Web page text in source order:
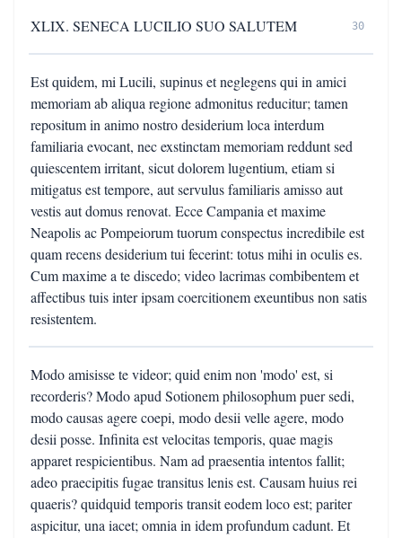
XLIX. SENECA LUCILIO SUO SALUTEM 30
Est quidem, mi Lucili, supinus et neglegens qui in amici
memoriam ab aliqua regione admonitus reducitur; tamen
repositum in animo nostro desiderium loca interdum
familiaria evocant, nec exstinctam memoriam reddunt sed
quiescentem irritant, sicut dolorem lugentium, etiam si
mitigatus est tempore, aut servulus familiaris amisso aut
vestis aut domus renovat. Ecce Campania et maxime
Neapolis ac Pompeiorum tuorum conspectus incredibile est
quam recens desiderium tui fecerint: totus mihi in oculis es.
Cum maxime a te discedo; video lacrimas combibentem et
affectibus tuis inter ipsam coercitionem exeuntibus non satis
resistentem.
Modo amisisse te videor; quid enim non 'modo' est, si
recorderis? Modo apud Sotionem philosophum puer sedi,
modo causas agere coepi, modo desii velle agere, modo
desii posse. Infinita est velocitas temporis, quae magis
apparet respicientibus. Nam ad praesentia intentos fallit;
adeo praecipitis fugae transitus lenis est. Causam huius rei
quaeris? quidquid temporis transit eodem loco est; pariter
aspicitur, una iacet; omnia in idem profundum cadunt. Et